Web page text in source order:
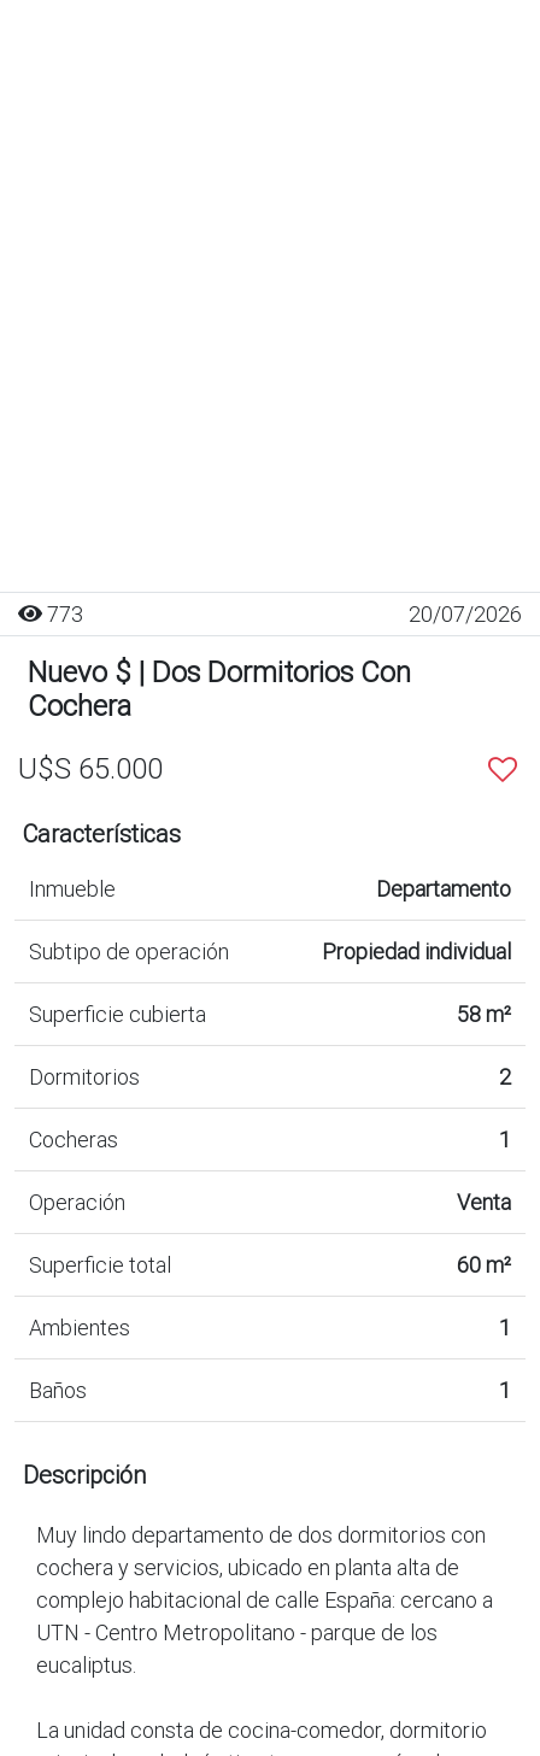
773 20/07/2026
Nuevo $ | Dos Dormitorios Con
Cochera
U$S 65.000
Características
Inmueble Departamento
Subtipo de operación Propiedad individual
Superficie cubierta 58 m²
Dormitorios 2
Cocheras 1
Operación Venta
Superficie total 60 m²
Ambientes 1
Baños 1
Descripción
Muy lindo departamento de dos dormitorios con
cochera y servicios, ubicado en planta alta de
complejo habitacional de calle España: cercano a
UTN - Centro Metropolitano - parque de los
eucaliptus.
La unidad consta de cocina-comedor, dormitorio